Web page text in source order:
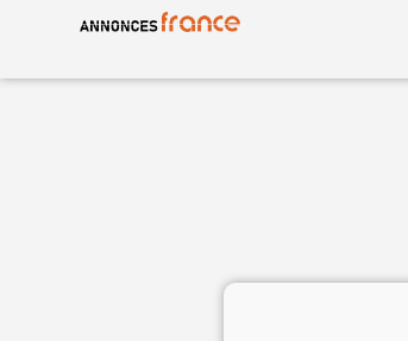
: Undefined variable $multiple_lang in